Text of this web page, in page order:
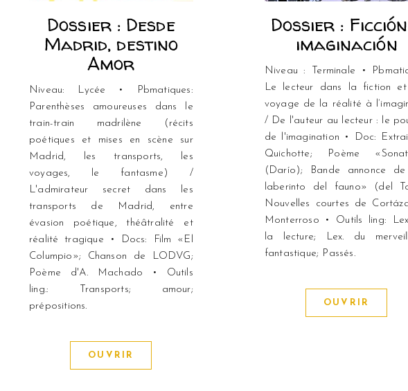
Dossier : Desde
Madrid, destino
Amor
Niveau: Lycée • Pbmatiques:
Parenthèses amoureuses dans le
train-train madrilène (récits
poétiques et mises en scène sur
Madrid, les transports, les
voyages, le fantasme) /
L'admirateur secret dans les
transports de Madrid, entre
évasion poétique, théâtralité et
réalité tragique • Docs: Film «El
Columpio»; Chanson de LODVG;
Poème d'A. Machado • Outils
ling.: Transports; amour;
prépositions.
OUVRIR
Dossier :
imaginación
Niveau : Terminale •
Le lecteur dans la fiction et
voyage de la réalité à
/ De l'auteur au lecteur : le
de l'imagination • Doc:
Quichotte; Poème
(Darío); Bande annonce de
laberinto del fauno» (del
Nouvelles courtes de
Monterroso • Outils ling:
la lecture; Lex. du
fantastique; Passés.
OUVRIR